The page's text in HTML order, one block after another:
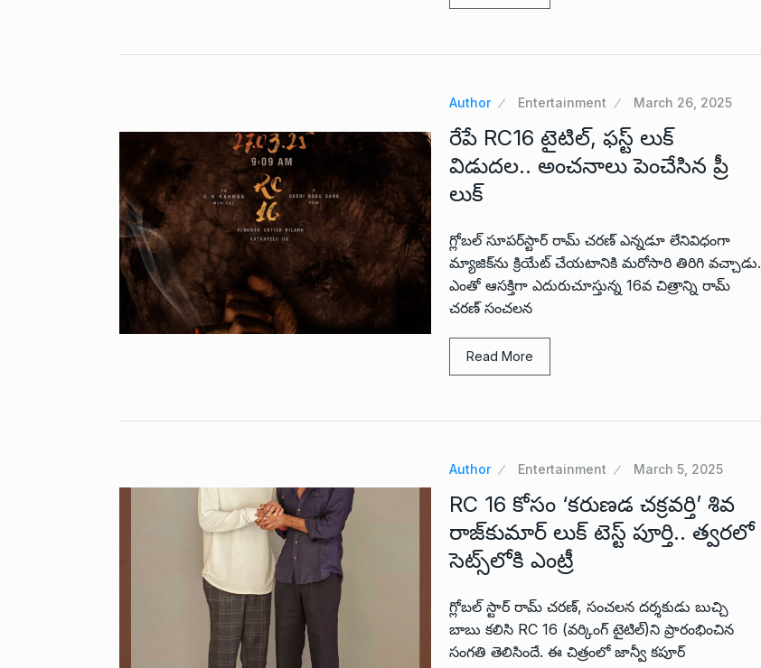
Author Entertainment March 26, 2025
రేపే RC16 టైటిల్, ఫస్ట్ లుక్
విడుదల.. అంచనాలు పెంచేసిన ప్రీ
లుక్
గ్లోబల్ సూపర్‌స్టార్ రామ్ చరణ్ ఎన్నడూ లేనివిధంగా
మ్యాజిక్‌ను క్రియేట్ చేయటానికి మరోసారి తిరిగి వచ్చాడు.
ఎంతో ఆసక్తిగా ఎదురుచూస్తున్న 16వ చిత్రాన్ని రామ్
చరణ్ సంచలన
Read More
Author Entertainment March 5, 2025
RC 16 కోసం ‘కరుణడ చక్రవర్తి’ శివ
రాజ్‌కుమార్ లుక్ టెస్ట్ పూర్తి.. త్వరలో
సెట్స్‌లోకి ఎంట్రీ
గ్లోబల్ స్టార్ రామ్ చరణ్, సంచలన దర్శకుడు బుచ్చి
బాబు కలిసి RC 16 (వర్కింగ్ టైటిల్)ని ప్రారంభించిన
సంగతి తెలిసిందే. ఈ చిత్రంలో జాన్వీ కపూర్